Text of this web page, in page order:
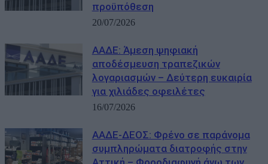
προϋπόθεση
20/07/2026
ΑΑΔΕ: Άμεση ψηφιακή
αποδέσμευση τραπεζικών
λογαριασμών – Δεύτερη ευκαιρία
για χιλιάδες οφειλέτες
16/07/2026
ΑΑΔΕ-ΔΕΟΣ: Φρένο σε παράνομα
συμπληρώματα διατροφής στην